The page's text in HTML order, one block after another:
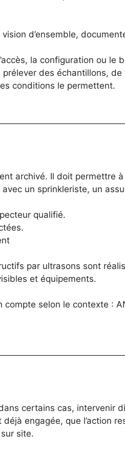
d’ensemble,
la configuration ou
des échantillons,
conditions le permettent.
archivé. Il doit permettre
un sprinkleriste, un
qualifié.
par ultrasons sont
et équipements.
selon le contexte :
certains cas, intervenir
engagée, que l’action
site.